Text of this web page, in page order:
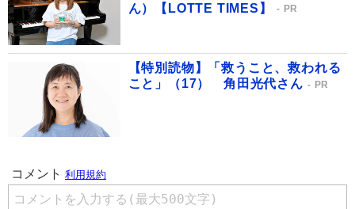
ん）【LOTTE TIMES】
PR
【特別読物】「救うこと、救われる
こと」（17） 角田光代さん
PR